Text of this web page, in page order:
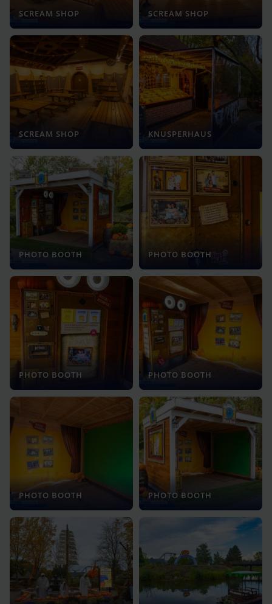
SCREAM SHOP SCREAM SHOP
SCREAM SHOP KNUSPERHAUS
PHOTO BOOTH PHOTO BOOTH
PHOTO BOOTH PHOTO BOOTH
PHOTO BOOTH PHOTO BOOTH